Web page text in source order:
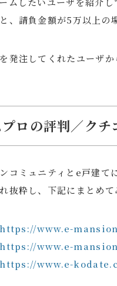
、請負金額が5万以上の
発注してくれたユーザ
ロの評判／クチ
コミュニティとe戸建て
抜粋し、下記にまとめて
https://www.e-
https://www.e-
https://www.e-